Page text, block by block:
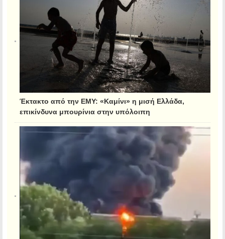
Έκτακτο από την ΕΜΥ: «Καμίνι» η μισή Ελλάδα,
επικίνδυνα μπουρίνια στην υπόλοιπη